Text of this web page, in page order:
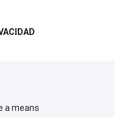
a means